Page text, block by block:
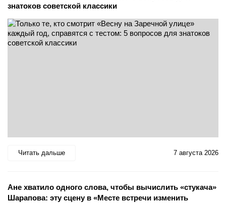
знатоков советской классики
Читать дальше 7 августа 2026
Ане хватило одного слова, чтобы вычислить «стукача»
Шарапова: эту сцену в «Месте встречи изменить